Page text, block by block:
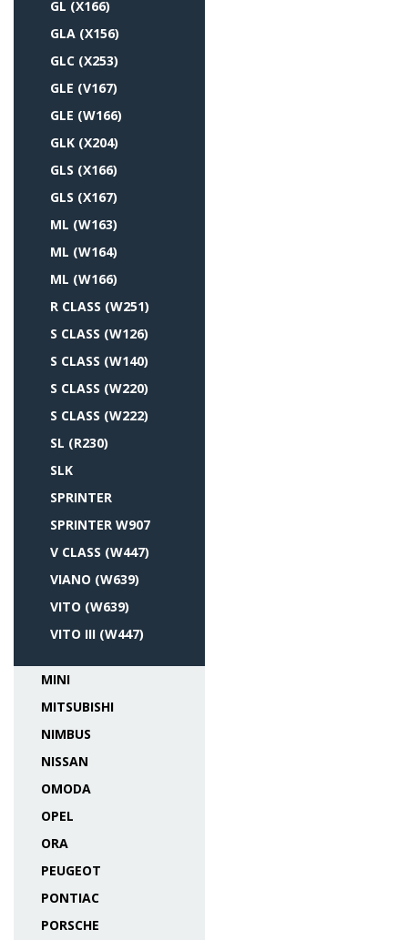
GL (X166)
GLA (X156)
GLC (X253)
GLE (V167)
GLE (W166)
GLK (X204)
GLS (X166)
GLS (X167)
ML (W163)
ML (W164)
ML (W166)
R CLASS (W251)
S CLASS (W126)
S CLASS (W140)
S CLASS (W220)
S CLASS (W222)
SL (R230)
SLK
SPRINTER
SPRINTER W907
V CLASS (W447)
VIANO (W639)
VITO (W639)
VITO III (W447)
MINI
MITSUBISHI
NIMBUS
NISSAN
OMODA
OPEL
ORA
PEUGEOT
PONTIAC
PORSCHE